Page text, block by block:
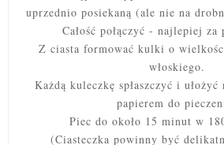
uprzednio posiekaną (ale nie na
Całość połączyć - najlepiej za
Z ciasta formować kulki o
włoskiego.
Każdą kuleczkę spłaszczyć i ułożyć
papierem do
Piec do około 15 minut w
(Ciasteczka powinny być